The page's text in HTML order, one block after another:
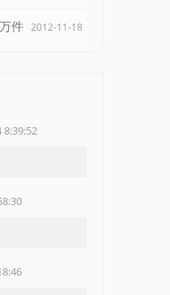
件 2012-11-18
8:39:52